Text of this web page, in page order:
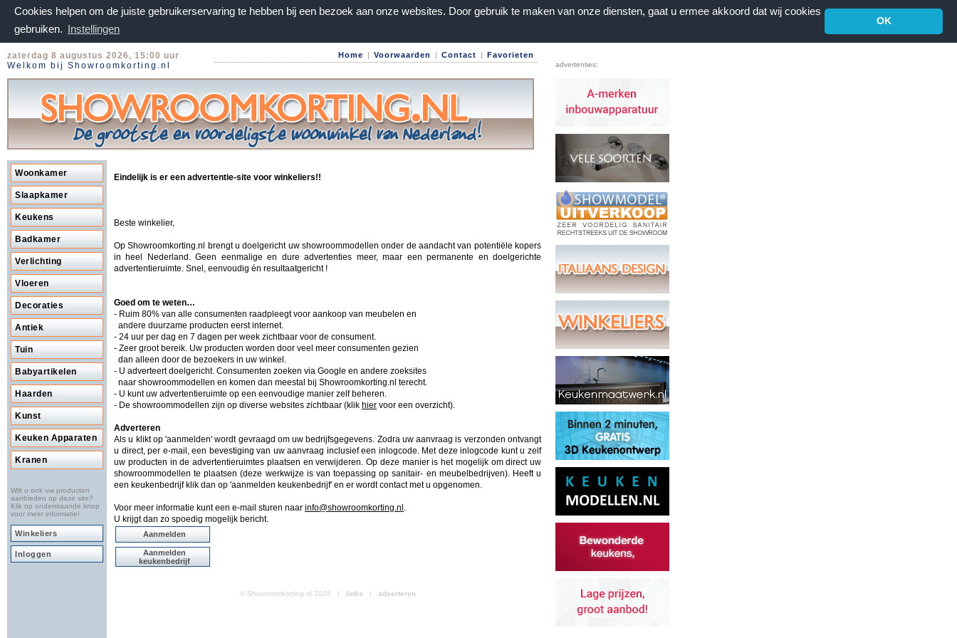
Cookies helpen om de juiste gebruikerservaring te hebben bij een bezoek aan onze websites. Door gebruik te maken van onze diensten, gaat u ermee akkoord dat wij cookies
gebruiken. Instellingen
OK
zaterdag 8 augustus 2026, 15:00 uur
Welkom bij Showroomkorting.nl
Home | Voorwaarden | Contact | Favorieten
advertenties:
Woonkamer
Slaapkamer
Keukens
Badkamer
Verlichting
Vloeren
Decoraties
Antiek
Tuin
Babyartikelen
Haarden
Kunst
Keuken Apparaten
Kranen
Wilt u ook uw producten
aanbieden op deze site?
Klik op onderstaande knop
voor meer informatie!
Winkeliers
Inloggen
Eindelijk is er een advertentie-site voor winkeliers!!
Beste winkelier,
Op Showroomkorting.nl brengt u doelgericht uw showroommodellen onder de aandacht van potentiële kopers
in heel Nederland. Geen eenmalige en dure advertenties meer, maar een permanente en doelgerichte
advertentieruimte. Snel, eenvoudig én resultaatgericht !
Goed om te weten…
- Ruim 80% van alle consumenten raadpleegt voor aankoop van meubelen en
andere duurzame producten eerst internet.
- 24 uur per dag en 7 dagen per week zichtbaar voor de consument.
- Zeer groot bereik. Uw producten worden door veel meer consumenten gezien
dan alleen door de bezoekers in uw winkel.
- U adverteert doelgericht. Consumenten zoeken via Google en andere zoeksites
naar showroommodellen en komen dan meestal bij Showroomkorting.nl terecht.
- U kunt uw advertentieruimte op een eenvoudige manier zelf beheren.
- De showroommodellen zijn op diverse websites zichtbaar (klik hier voor een overzicht).
Adverteren
Als u klikt op 'aanmelden' wordt gevraagd om uw bedrijfsgegevens. Zodra uw aanvraag is verzonden ontvangt
u direct, per e-mail, een bevestiging van uw aanvraag inclusief een inlogcode. Met deze inlogcode kunt u zelf
uw producten in de advertentieruimtes plaatsen en verwijderen. Op deze manier is het mogelijk om direct uw
showroommodellen te plaatsen (deze werkwijze is van toepassing op sanitair- en meubelbedrijven). Heeft u
een keukenbedrijf klik dan op 'aanmelden keukenbedrijf' en er wordt contact met u opgenomen.
Voor meer informatie kunt een e-mail sturen naar info@showroomkorting.nl .
U krijgt dan zo spoedig mogelijk bericht.
Aanmelden
Aanmelden
keukenbedrijf
© Showroomkorting.nl 2026 | links | adverteren